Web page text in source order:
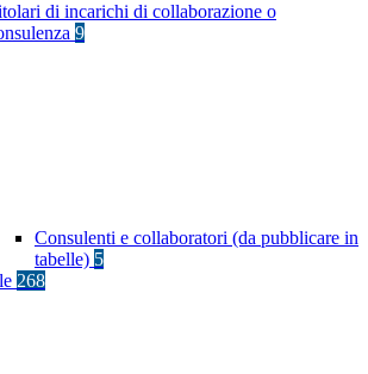
di incarichi di collaborazione o
9
Consulenti e collaboratori (da pubblicare in
tabelle) 5
268